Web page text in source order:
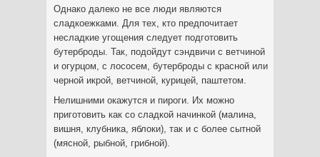
Однако далеко не все люди являются
сладкоежками. Для тех, кто предпочитает
несладкие угощения следует подготовить
бутерброды. Так, подойдут сэндвичи с ветчиной
и огурцом, с лососем, бутерброды с красной или
черной икрой, ветчиной, курицей, паштетом.
Нелишними окажутся и пироги. Их можно
приготовить как со сладкой начинкой (малина,
вишня, клубника, яблоки), так и с более сытной
(мясной, рыбной, грибной).